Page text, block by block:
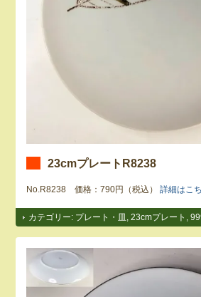
23cmプレートR8238
No.R8238 価格：790円（税込）詳細はこ
カテゴリー: プレート・皿 ,23cmプレート ,